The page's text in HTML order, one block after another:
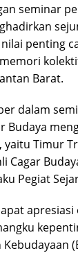
seminar
penting
Barat.
dalam
Budaya
Timur
Cagar
Pegiat